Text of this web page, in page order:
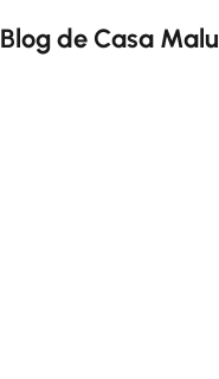
Blog de Casa Malu